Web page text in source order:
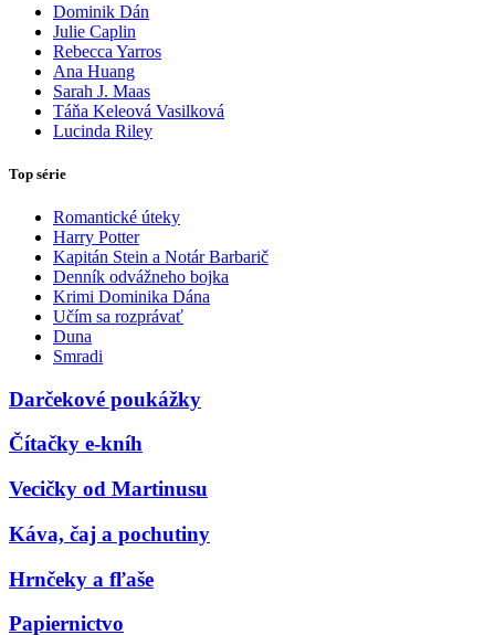
Dominik Dán
Julie Caplin
Rebecca Yarros
Ana Huang
Sarah J. Maas
Táňa Keleová Vasilková
Lucinda Riley
Top série
Romantické úteky
Harry Potter
Kapitán Stein a Notár Barbarič
Denník odvážneho bojka
Krimi Dominika Dána
Učím sa rozprávať
Duna
Smradi
Darčekové poukážky
Čítačky e-kníh
Vecičky od Martinusu
Káva, čaj a pochutiny
Hrnčeky a fľaše
Papiernictvo